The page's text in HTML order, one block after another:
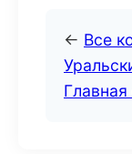
← Все